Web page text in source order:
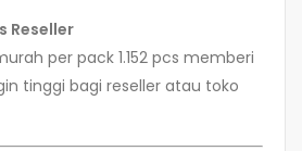
Reseller
per pack 1.152 pcs memberi
tinggi bagi reseller atau toko